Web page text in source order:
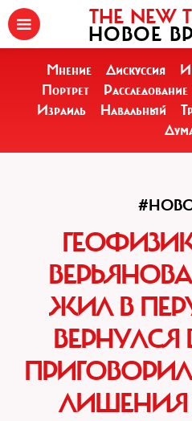
THE NEW
НОВОЕ
Мнение Дискуссия
Портрет
Расследование
Израиль
Навальный
ЖИЛ В